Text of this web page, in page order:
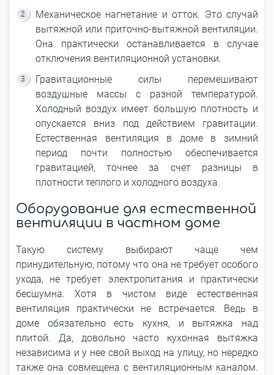
Механическое нагнетание и отток. Это случай
вытяжной или приточно-вытяжной вентиляции.
Она практически останавливается в случае
отключения вентиляционной установки.
Гравитационные силы перемешивают
воздушные массы с разной температурой.
Холодный воздух имеет большую плотность и
опускается вниз под действием гравитации.
Естественная вентиляция в доме в зимний
период почти полностью обеспечивается
гравитацией, точнее за счет разницы в
плотности теплого и холодного воздуха.
Оборудование для естественной
вентиляции в частном доме
Такую систему выбирают чаще чем
принудительную, потому что она не требует особого
ухода, не требует электропитания и практически
бесшумна. Хотя в чистом виде естественная
вентиляция практически не встречается. Ведь в
доме обязательно есть кухня, и вытяжка над
плитой. Да, довольно часто кухонная вытяжка
независима и у нее свой выход на улицу, но нередко
также она совмещена с вентиляционным каналом.